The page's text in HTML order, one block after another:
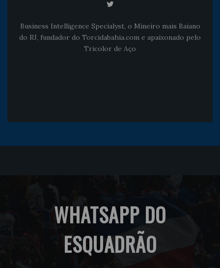
Business Intelligence Specialyst, o Mineiro mais Baiano
do RJ, fundador do Torcidabahia.com e apaixonado pelo
Tricolor de Aço
WHATSAPP DO
ESQUADRÃO